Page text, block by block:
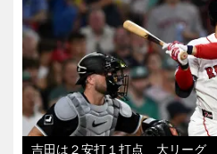
吉田は２安打１打点 大リーグ